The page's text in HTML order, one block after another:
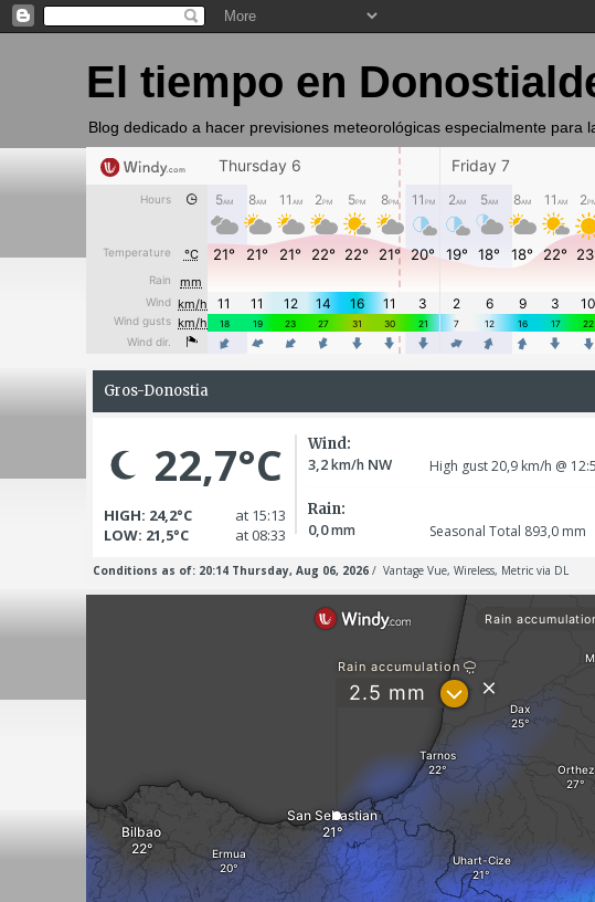
El tiempo en
Blog dedicado a hacer previsiones meteorológicas especialmente para